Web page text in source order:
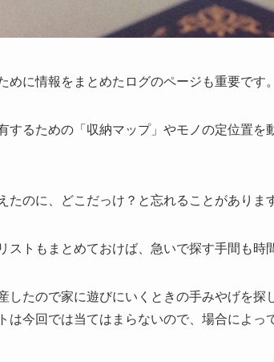
めに情報をまとめたログのページも重要です。
するための「収納マップ」やモノの定位置を
たのに、どこだっけ？と忘れることがありま
ストもまとめておけば、急いで探す手間も時
したので家に遊びにいくときの手みやげを探
は今回では当てはまらないので、場合によっ